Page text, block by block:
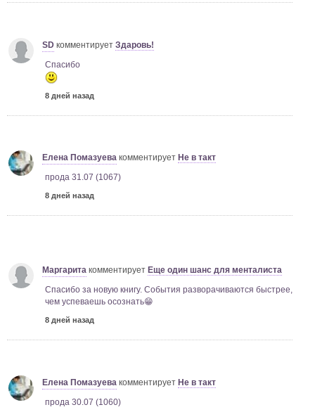
SD комментируетЗдаровь!
Спасибо
8 дней назад
Елена Помазуева комментирует Не в такт
прода 31.07 (1067)
8 дней назад
Маргарита комментирует Еще один шанс для менталиста
Спасибо за новую книгу. События разворачиваются быстрее,
чем успеваешь осознать😁
8 дней назад
Елена Помазуева комментирует Не в такт
прода 30.07 (1060)